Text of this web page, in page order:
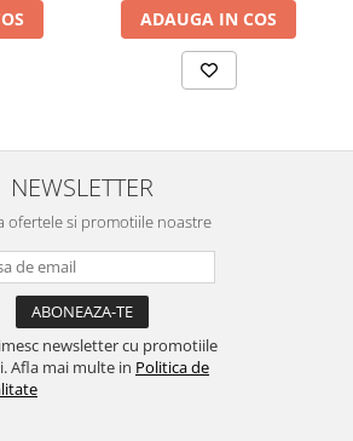
ADAUGA IN COS
NEWSLETTER
ofertele si promotiile noastre
newsletter cu promotiile
Afla mai multe in Politica de